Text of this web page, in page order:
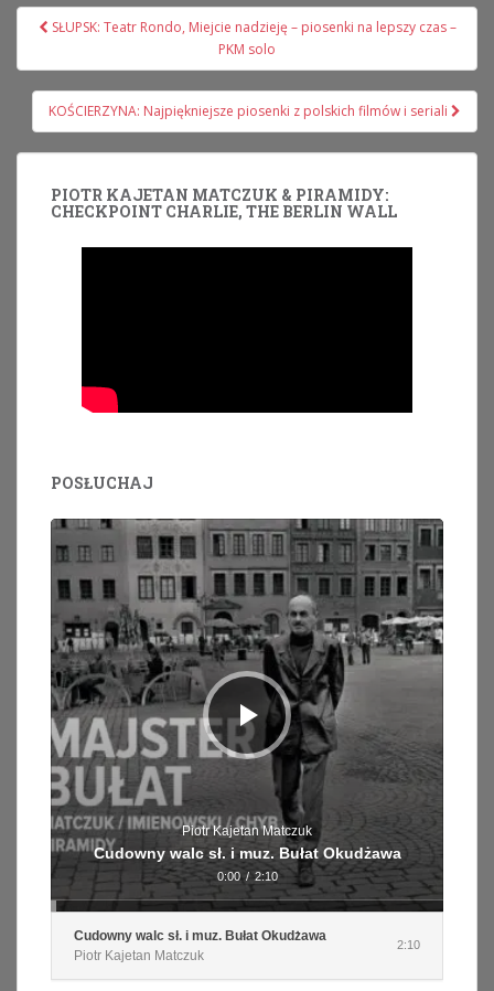
Nawigacja
SŁUPSK: Teatr Rondo, Miejcie nadzieję – piosenki na lepszy czas –
PKM solo
KOŚCIERZYNA: Najpiękniejsze piosenki z polskich filmów i seriali
PIOTR KAJETAN MATCZUK & PIRAMIDY:
CHECKPOINT CHARLIE, THE BERLIN WALL
POSŁUCHAJ
Odtwarzacz
dźwiękowych
Piotr Kajetan Matczuk
Cudowny walc sł. i muz. Bułat Okudżawa
0:00 / 2:10
Cudowny walc sł. i muz. Bułat Okudżawa
Piotr Kajetan Matczuk
2:10